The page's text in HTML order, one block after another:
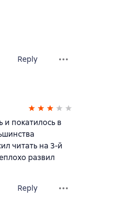
Reply
и покатилось в
читать на 3-й
развил
Reply